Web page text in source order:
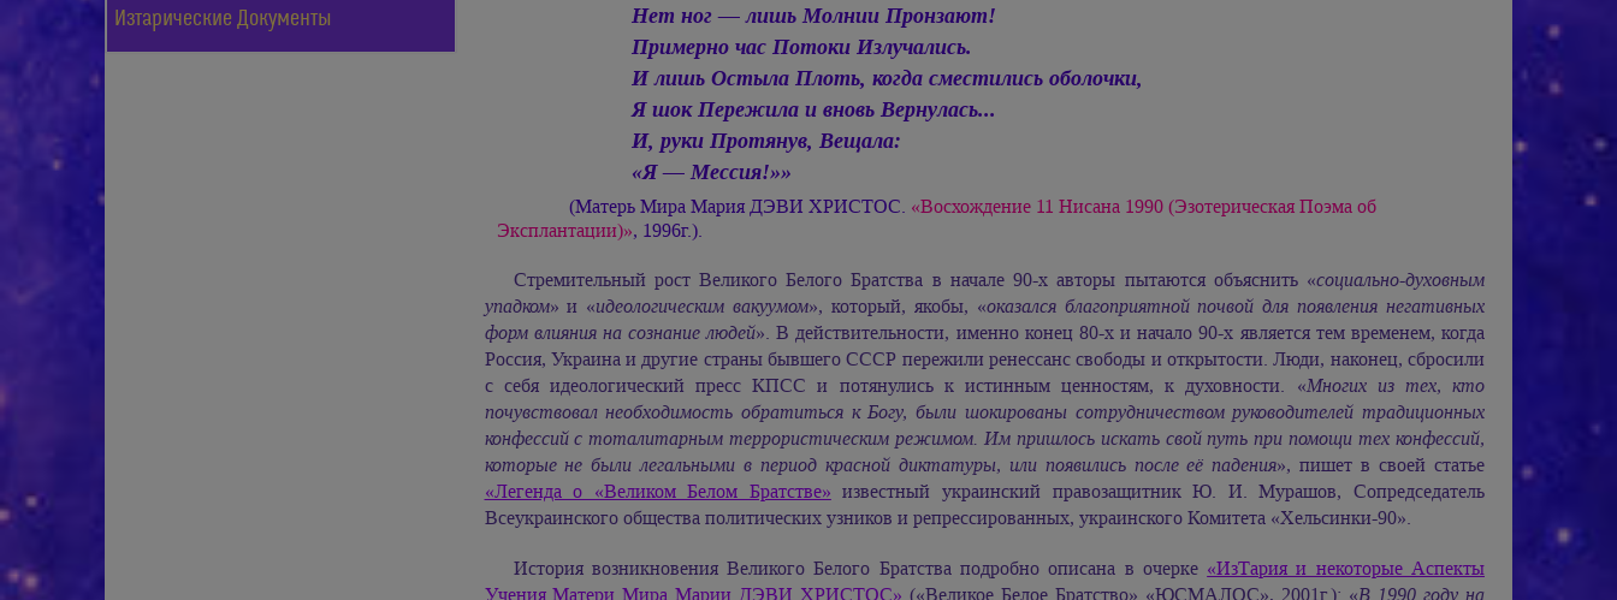
Изтарические Документы
Нет ног — лишь Молнии Пронзают!
Примерно час Потоки Излучались.
И лишь Остыла Плоть, когда сместились оболочки,
Я шок Пережила и вновь Вернулась...
И, руки Протянув, Вещала:
«Я — Мессия!»»
(Матерь МираМария ДЭВИ ХРИСТОС. «Восхождение 11 Нисана 1990 (Эзотерическая Поэма об
Эксплантации)», 1996г.).
Стремительный рост Великого Белого Братства в начале 90-х авторы пытаются объяснить «социально-духовным
упадком» и «идеологическим вакуумом», который, якобы, «оказался благоприятной почвой для появления негативных
форм влияния на сознание людей». В действительности, именно конец 80-х и начало 90-х является тем временем, когда
Россия, Украина и другие страны бывшего СССР пережили ренессанс свободы и открытости. Люди, наконец, сбросили
с себя идеологический пресс КПСС и потянулись к истинным ценностям, к духовности. «Многих из тех, кто
почувствовал необходимость обратиться к Богу, были шокированы сотрудничеством руководителей традиционных
конфессий с тоталитарным террористическим режимом. Им пришлось искать свой путь при помощи тех конфессий,
которые не были легальными в период красной диктатуры, или появились после её падения», пишет в своей статье
«Легенда о «Великом Белом Братстве» известный украинский правозащитник Ю. И. Мурашов, Сопредседатель
Всеукраинского общества политических узников и репрессированных, украинского Комитета «Хельсинки-90».
История возникновения Великого Белого Братства подробно описана в очерке «ИзТария и некоторые Аспекты
Учения Матери Мира Марии ДЭВИ ХРИСТОС» («Великое Белое Братство» «ЮСМАЛОС», 2001г.): «В 1990 году на